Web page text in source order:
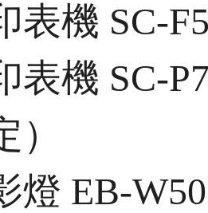
表機 SC-
表機 SC-
燈 EB-